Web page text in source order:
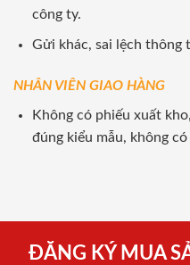
công ty.
Gửi khác, sai lệch thông
NHÂN VIÊN GIAO HÀNG
Không có phiếu xuất
đúng kiểu mẫu, không
ĐĂNG KÝ MUA